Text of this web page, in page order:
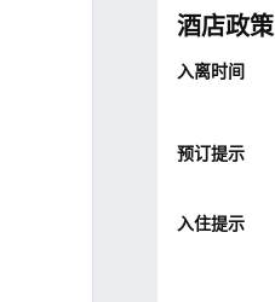
酒店政策
入离时间
预订提示
入住提示